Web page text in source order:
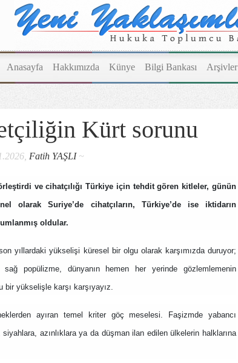
Anasayfa Hakkımızda Künye Bilgi Bankası Arşivler
Kürt sorunu
Fatih YAŞLI~
ve cihatçılığı Türkiye için tehdit gören kitleler, günün
olarak Suriye’de cihatçıların, Türkiye’de ise iktidarın
oldular.
yıllardaki yükselişi küresel bir olgu olarak karşımızda duruyor;
sağ popülizme, dünyanın hemen her yerinde gözlemlemenin
bir yükselişle karşı karşıyayız.
ayıran temel kriter göç meselesi. Faşizmde yabancı
azınlıklara ya da düşman ilan edilen ülkelerin halklarına